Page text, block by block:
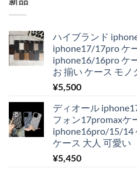
ハイブランド
iphone17/17pro ケ
iphone16/16pro ケ
お 揃い ケース モノ
¥5,500
ディオール
フォン17promaxケ
iphone16pro/15/14
ケース 大人 可愛い
¥5,450